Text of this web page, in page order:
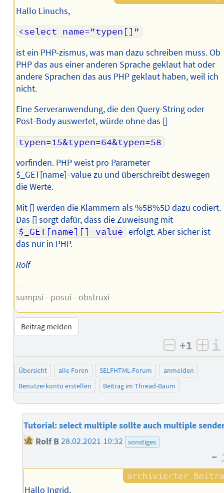
Hallo Linuchs,
<select name="typen[]"
ist ein PHP-zismus, was man dazu schreiben muss. Ob
PHP das aus einer anderen Sprache geklaut hat oder
andere Sprachen das aus PHP geklaut haben, weil ich
nicht.
Eine Serveranwendung, die den Query-String oder
Post-Body auswertet, würde ohne das []
typen=15&typen=64&typen=58
vorfinden. PHP weist pro Parameter
$_GET[name]=value zu und überschreibt deswegen
die Werte.
Mit [] werden die Klammern als %5B%5D dazu codiert.
Das [] sorgt dafür, dass die Zuweisung mit
$_GET[name][]=value erfolgt. Aber sicher ist
das nur in PHP.
Rolf
--
sumpsi - posui - obstruxi
Beitrag melden
negativ
+1
Übersicht alle Foren SELFHTML-Forum
anmelden
Benutzerkonto erstellen
Beitrag im Thread-Baum
Tutorial: select multiple sollte auch multiple
Rolf B28.02.2021 10:32 sonstiges
–
Hallo Ingrid,